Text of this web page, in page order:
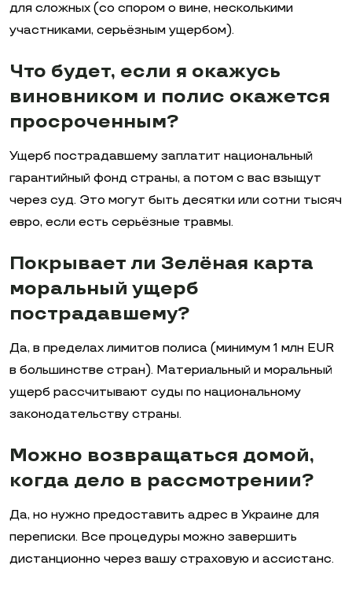
для сложных (со спором о вине, несколькими
участниками, серьёзным ущербом).
Что будет, если я окажусь
виновником и полис окажется
просроченным?
Ущерб пострадавшему заплатит национальный
гарантийный фонд страны, а потом с вас взыщут
через суд. Это могут быть десятки или сотни тысяч
евро, если есть серьёзные травмы.
Покрывает ли Зелёная карта
моральный ущерб
пострадавшему?
Да, в пределах лимитов полиса (минимум 1 млн EUR
в большинстве стран). Материальный и моральный
ущерб рассчитывают суды по национальному
законодательству страны.
Можно возвращаться домой,
когда дело в рассмотрении?
Да, но нужно предоставить адрес в Украине для
переписки. Все процедуры можно завершить
дистанционно через вашу страховую и ассистанс.